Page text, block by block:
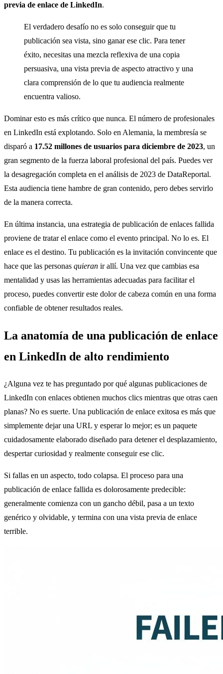
previa de enlace de LinkedIn.
El verdadero desafío no es solo conseguir que tu
publicación sea vista, sino ganar ese clic. Para tener
éxito, necesitas una mezcla reflexiva de una copia
persuasiva, una vista previa de aspecto atractivo y una
clara comprensión de lo que tu audiencia realmente
encuentra valioso.
Dominar esto es más crítico que nunca. El número de profesionales
en LinkedIn está explotando. Solo en Alemania, la membresía se
disparó a 17.52 millones de usuarios para diciembre de 2023, un
gran segmento de la fuerza laboral profesional del país. Puedes ver
la desagregación completa en el análisis de 2023 de DataReportal.
Esta audiencia tiene hambre de gran contenido, pero debes servirlo
de la manera correcta.
En última instancia, una estrategia de publicación de enlaces fallida
proviene de tratar el enlace como el evento principal. No lo es. El
enlace es el destino. Tu publicación es la invitación convincente que
hace que las personas quieran ir allí. Una vez que cambias esa
mentalidad y usas las herramientas adecuadas para facilitar el
proceso, puedes convertir este dolor de cabeza común en una forma
confiable de obtener resultados reales.
La anatomía de una publicación de enlace
en LinkedIn de alto rendimiento
¿Alguna vez te has preguntado por qué algunas publicaciones de
LinkedIn con enlaces obtienen muchos clics mientras que otras caen
planas? No es suerte. Una publicación de enlace exitosa es más que
simplemente dejar una URL y esperar lo mejor; es un paquete
cuidadosamente elaborado diseñado para detener el desplazamiento,
despertar curiosidad y realmente conseguir ese clic.
Si fallas en un aspecto, todo colapsa. El proceso para una
publicación de enlace fallida es dolorosamente predecible:
generalmente comienza con un gancho débil, pasa a un texto
genérico y olvidable, y termina con una vista previa de enlace
terrible.